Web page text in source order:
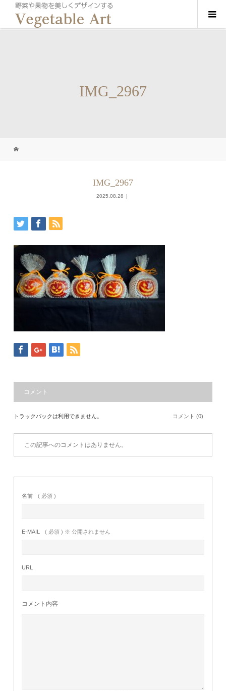
IMG_2967
IMG_2967
2025.08.28
コメント
トラックバックは利用できません。 コメント (0)
この記事へのコメントはありません。
名前 ( 必須 )
E-MAIL ( 必須 ) ※ 公開されません
URL
コメント内容